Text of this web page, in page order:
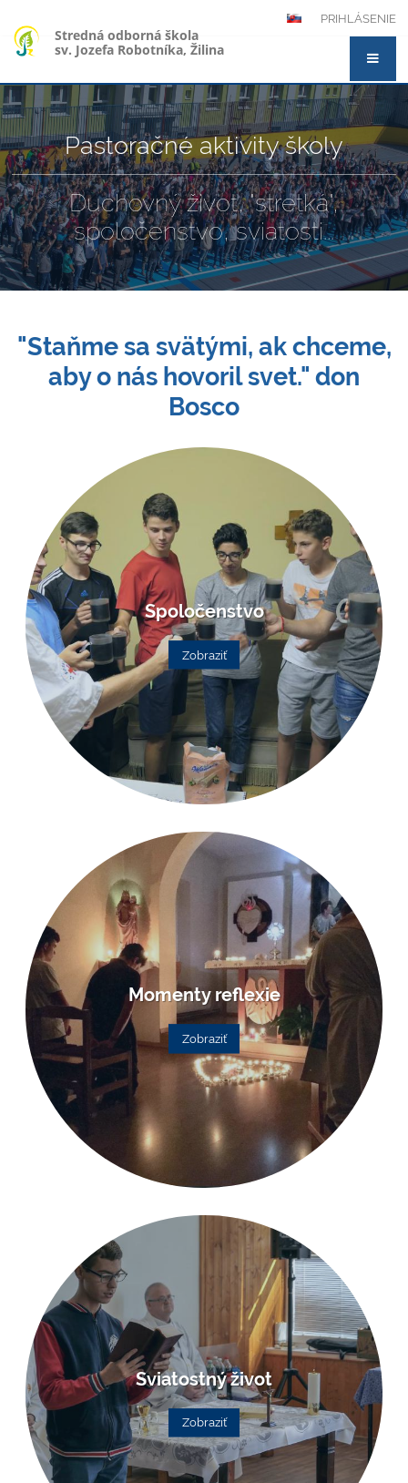
PRIHLÁSENIE
Stredná odborná škola
sv. Jozefa Robotníka, Žilina
Pastoračné aktivity školy
Duchovný život, "stretká",
spoločenstvo, sviatosti...
"Staňme sa svätými, ak chceme,
aby o nás hovoril svet." don
Bosco
Spoločenstvo
Zobraziť
Momenty reflexie
Zobraziť
Sviatostný život
Zobraziť